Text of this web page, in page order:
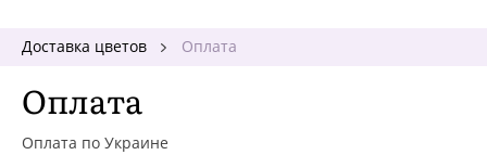
Доставка цветов Оплата
Оплата
Оплата по Украине